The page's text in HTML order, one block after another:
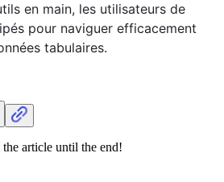
en main, les utilisateurs de
pour naviguer efficacement
tabulaires.
article until the end!